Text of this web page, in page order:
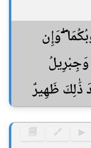
وَإِن
وَجِبْرِيلُ
ذَٰلِكَ ظَهِيرٌ
▶
🔗
🗐